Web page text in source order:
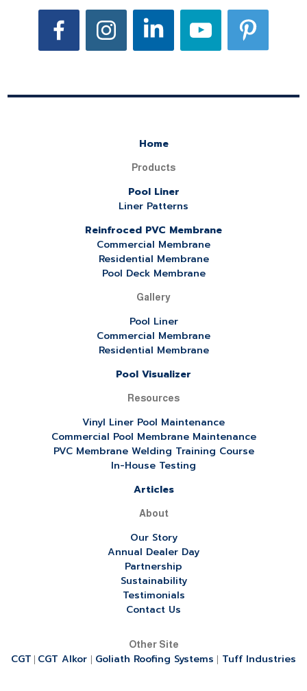
Home
Products
Pool Liner
Liner Patterns
Reinfroced PVC Membrane
Commercial Membrane
Residential Membrane
Pool Deck Membrane
Gallery
Pool Liner
Commercial Membrane
Residential Membrane
Pool Visualizer
Resources
Vinyl Liner Pool Maintenance
Commercial Pool Membrane Maintenance
PVC Membrane Welding Training Course
In-House Testing
Articles
About
Our Story
Annual Dealer Day
Partnership
Sustainability
Testimonials
Contact Us
Other Site
CGT CGT Alkor Goliath Roofing Systems Tuff Industries